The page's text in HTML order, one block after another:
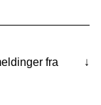
fra
↓